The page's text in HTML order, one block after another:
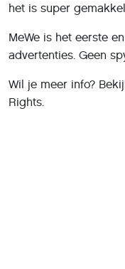
het is super
MeWe is het eerste
advertenties. Geen
Wil je meer info?
Rights.